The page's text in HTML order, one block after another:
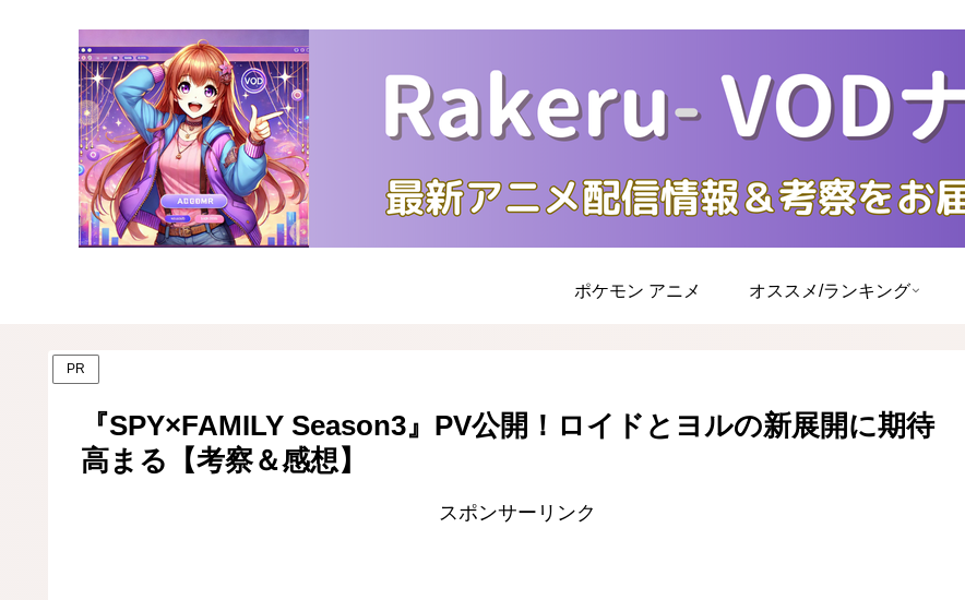
ポケモン アニメ オススメ/ランキング
PR
『SPY×FAMILY Season3』PV公開！ロイドとヨルの新展開に期待
高まる【考察＆感想】
スポンサーリンク